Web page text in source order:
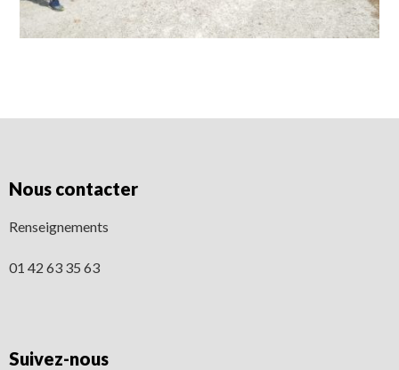
Nous contacter
Renseignements
01 42 63 35 63
Suivez-nous